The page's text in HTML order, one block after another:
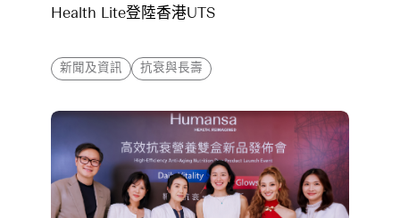
Health Lite登陸香港UTS
新聞及資訊 抗衰與長壽